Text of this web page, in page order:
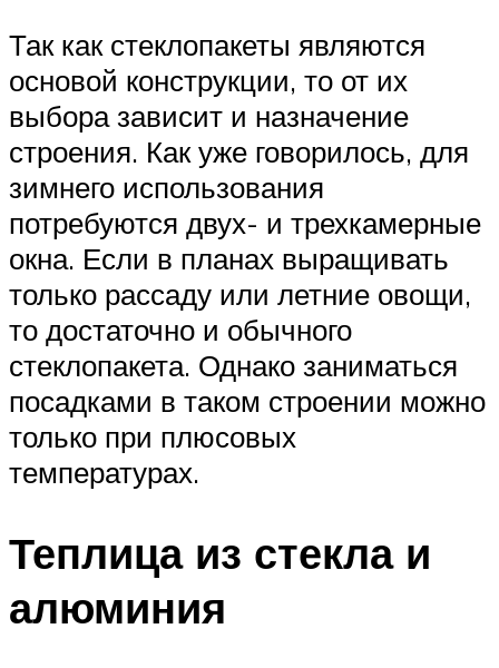
Так как стеклопакеты являются
основой конструкции, то от их
выбора зависит и назначение
строения. Как уже говорилось, для
зимнего использования
потребуются двух- и трехкамерные
окна. Если в планах выращивать
только рассаду или летние овощи,
то достаточно и обычного
стеклопакета. Однако заниматься
посадками в таком строении можно
только при плюсовых
температурах.
Теплица из стекла и
алюминия